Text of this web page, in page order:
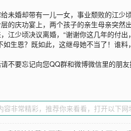
未婚却带有一儿一女，事业颓败的江
的庆功宴上，两个孩子的亲生母亲突
江少顷决议离婚，“谢谢你这几年的付
生恩？既如此，这继母她不当了！谁
不要忘记向您QQ群和微博微信里的朋友